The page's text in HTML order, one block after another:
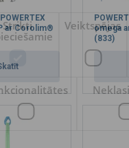
ar Corolim®
omega
(833)
Strikti
Veiktspējas